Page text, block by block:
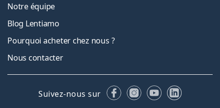
Notre équipe
Blog Lentiamo
Pourquoi acheter chez nous ?
Nous contacter
Suivez-nous sur FacebookInstagram
YouTubeLinkedIn